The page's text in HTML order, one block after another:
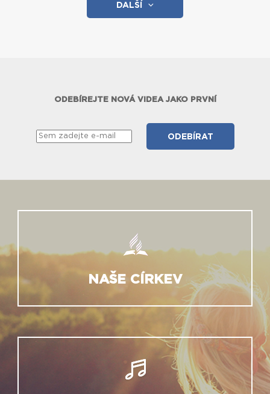
DALŠÍ
ODEBÍREJTE NOVÁ VIDEA JAKO PRVNÍ
NAŠE CÍRKEV